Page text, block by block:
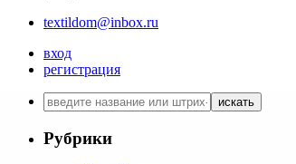
textildom@inbox.ru
вход
регистрация
искать
Рубрики